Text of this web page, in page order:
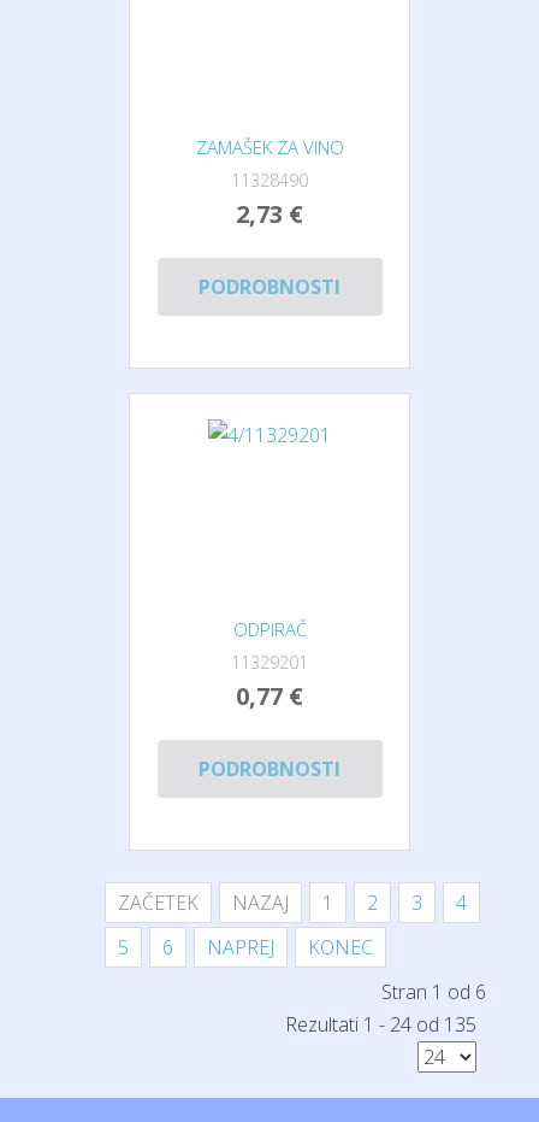
ZAMAŠEK ZA VINO
11328490
2,73 €
PODROBNOSTI
ODPIRAČ
11329201
0,77 €
PODROBNOSTI
ZAČETEK NAZAJ 1 2 3
4
5
6 NAPREJ
KONEC
Stran 1 od 6
Rezultati 1 - 24 od 135